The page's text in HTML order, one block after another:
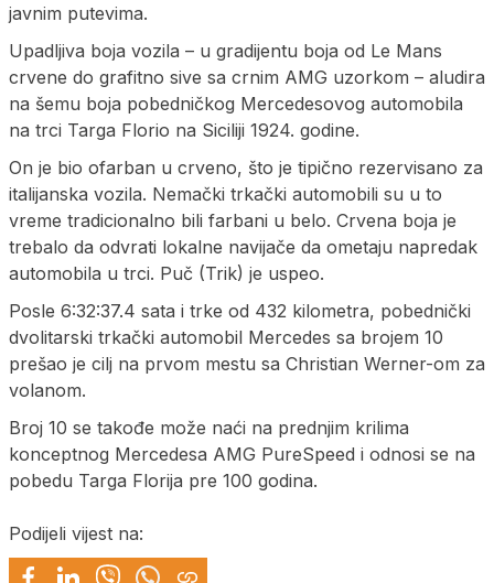
javnim putevima.
Upadljiva boja vozila – u gradijentu boja od Le Mans
crvene do grafitno sive sa crnim AMG uzorkom – aludira
na šemu boja pobedničkog Mercedesovog automobila
na trci Targa Florio na Siciliji 1924. godine.
On je bio ofarban u crveno, što je tipično rezervisano za
italijanska vozila. Nemački trkački automobili su u to
vreme tradicionalno bili farbani u belo. Crvena boja je
trebalo da odvrati lokalne navijače da ometaju napredak
automobila u trci. Puč (Trik) je uspeo.
Posle 6:32:37.4 sata i trke od 432 kilometra, pobednički
dvolitarski trkački automobil Mercedes sa brojem 10
prešao je cilj na prvom mestu sa Christian Werner-om za
volanom.
Broj 10 se takođe može naći na prednjim krilima
konceptnog Mercedesa AMG PureSpeed i odnosi se na
pobedu Targa Florija pre 100 godina.
Podijeli vijest na: